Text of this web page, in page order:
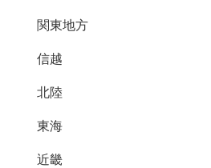
関東地方
信越
北陸
東海
近畿